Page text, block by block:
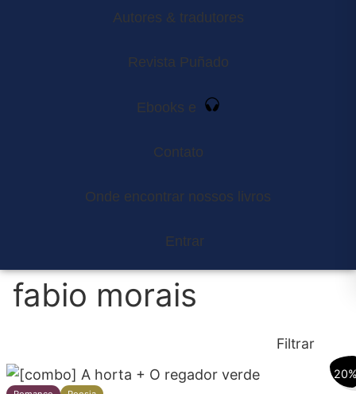
Autores & tradutores
Revista Puñado
Ebooks e
Contato
Onde encontrar nossos livros
Entrar
fabio morais
Filtrar